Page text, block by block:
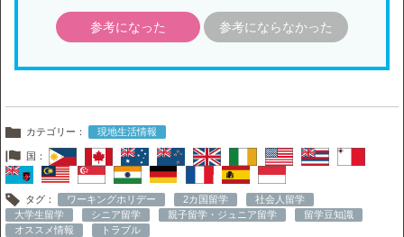
参考になった 参考にならなかった
カテゴリー： 現地生活情報
国：
タグ： ワーキングホリデー 2カ国留学
社会人留学
大学生留学
シニア留学 親子留学・ジュニア留学
留学豆知識
オススメ情報
トラブル